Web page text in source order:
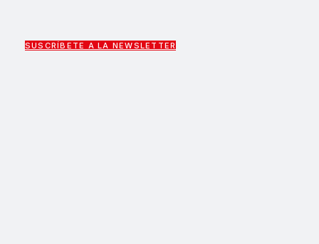
SUSCRÍBETE A LA NEWSLETTER